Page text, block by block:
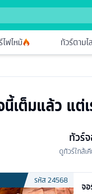
ไฟไหม้ ทัวร์ตาม
เต็มแล้ว แต่
ทัวร์
ดูทัวร์ใกล้เ
รหัส24568
จ